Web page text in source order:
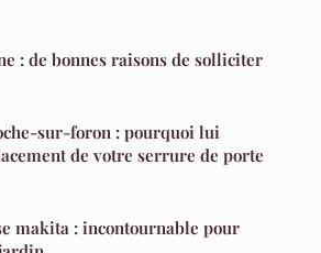
: de bonnes raisons de solliciter
sur-foron : pourquoi lui
de votre serrure de porte
makita : incontournable pour